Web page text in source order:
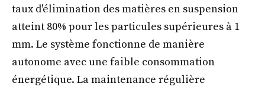
taux d'élimination des matières en suspension
atteint 80% pour les particules supérieures à 1
mm. Le système fonctionne de manière
autonome avec une faible consommation
énergétique. La maintenance régulière